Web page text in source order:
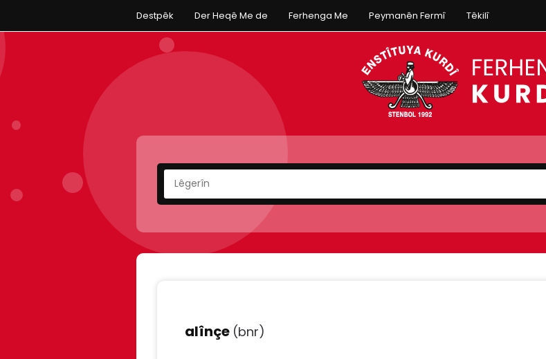
Destpêk Der Heqê Me de Ferhenga Me Peymanên Fermî Têkilî
alînçe (bnr)